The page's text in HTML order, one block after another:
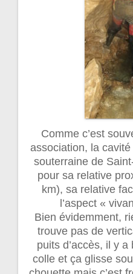
Comme c’est
association, la
souterraine de
pour sa relative
km), sa relative
l’aspect «
Bien évidemment,
trouve pas de
puits d’accès, il y a
colle et ça glisse